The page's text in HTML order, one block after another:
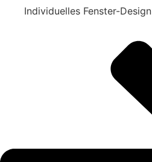
Individuelles Fenster-Design